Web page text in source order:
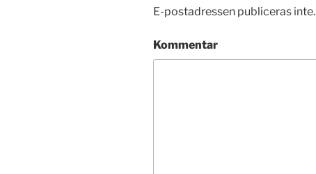
E-postadressen publiceras inte.
Kommentar